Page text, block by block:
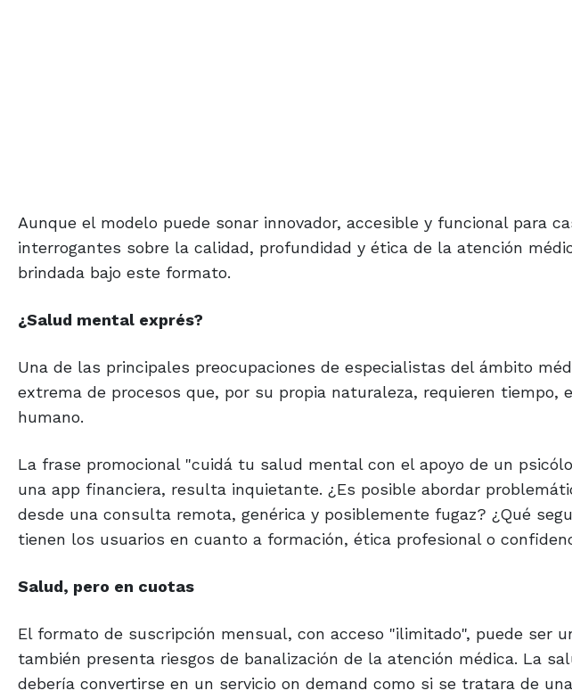
Aunque el modelo puede sonar innovador, accesible y funcional para
interrogantes sobre la calidad, profundidad y ética de la atención
brindada bajo este formato.
¿Salud mental exprés?
Una de las principales preocupaciones de especialistas del ámbito
extrema de procesos que, por su propia naturaleza, requieren tiempo,
humano.
La frase promocional "cuidá tu salud mental con el apoyo de un
una app financiera, resulta inquietante. ¿Es posible abordar
desde una consulta remota, genérica y posiblemente fugaz? ¿Qué
tienen los usuarios en cuanto a formación, ética profesional o
Salud, pero en cuotas
El formato de suscripción mensual, con acceso "ilimitado", puede ser
también presenta riesgos de banalización de la atención médica. La
debería convertirse en un servicio on demand como si se tratara de